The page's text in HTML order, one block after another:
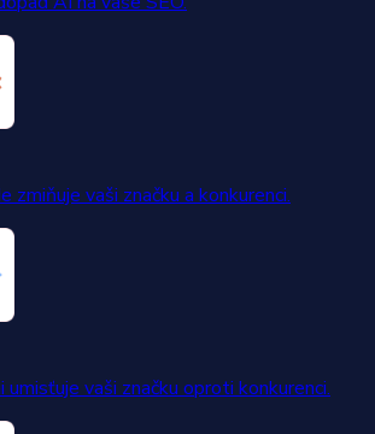
zmiňuje vaši značku a konkurenci.
vaši značku oproti konkurenci.